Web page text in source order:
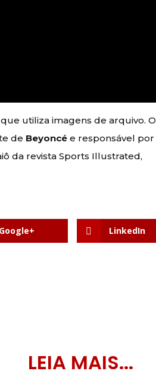
que utiliza imagens de arquivo. O
de Beyoncé e responsável por
da revista Sports Illustrated,
Google+ LinkedIn
LEIA MAIS...